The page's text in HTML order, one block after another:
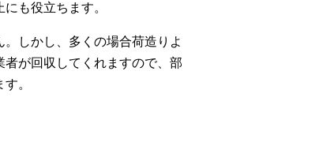
も役立ちます。
しかし、多くの場合荷造りよ
が回収してくれますので、部
。